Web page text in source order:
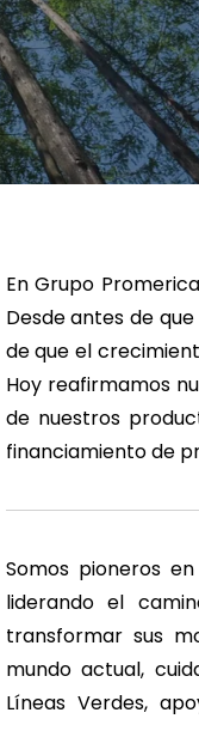
LEER MÁS
En Grupo
Desde antes de
de que el
Hoy reafirmamos
de nuestros
financiamiento de
Somos pioneros
liderando el
transformar sus
mundo actual,
Líneas Verdes,